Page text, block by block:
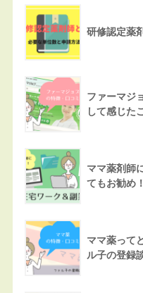
研修認定薬
ファーマジ
して感じた
ママ薬剤師
てもお勧め！
ママ薬って
ル子の登録